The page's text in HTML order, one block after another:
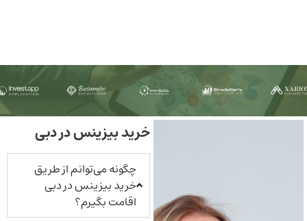
خرید بیزینس در دبی
چگونه می‌توانم از طریق
خرید بیزینس در دبی
اقامت بگیرم؟